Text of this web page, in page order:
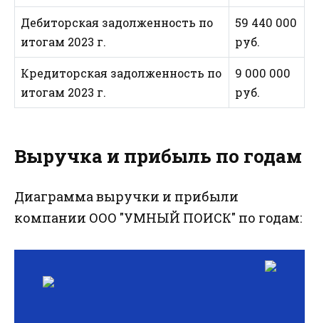
Дебиторская задолженность по
итогам 2023 г.
59 440 000
руб.
Кредиторская задолженность по
итогам 2023 г.
9 000 000
руб.
Выручка и прибыль по годам
Диаграмма выручки и прибыли
компании ООО "УМНЫЙ ПОИСК" по годам: